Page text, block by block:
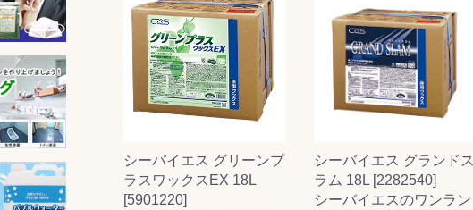
シーバイエス グリーンプ
ラスワックスEX 18L
[5901220]
シーバイエス グランドス
ラム 18L [2282540]
シーバイエスのワンラン
お買い物を続ける カートへ進む